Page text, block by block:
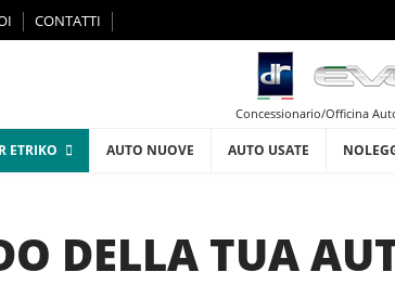
CONTATTI
Concessionario/Officina
ETRIKO AUTO NUOVE AUTO USATE
DELLA TUA